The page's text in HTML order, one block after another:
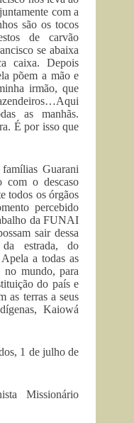
com a
são os tocos
de carvão
se abaixa
caixa. Depois
põem a mão e
irmão, que
as manhãs.
É por isso que
Guarani
com o descaso
todos os órgãos
percebido
da FUNAI
sair dessa
estrada, do
a todas as
no mundo, para
do país e
as terras a seus
Kaiowá
1 de julho de
Missionário